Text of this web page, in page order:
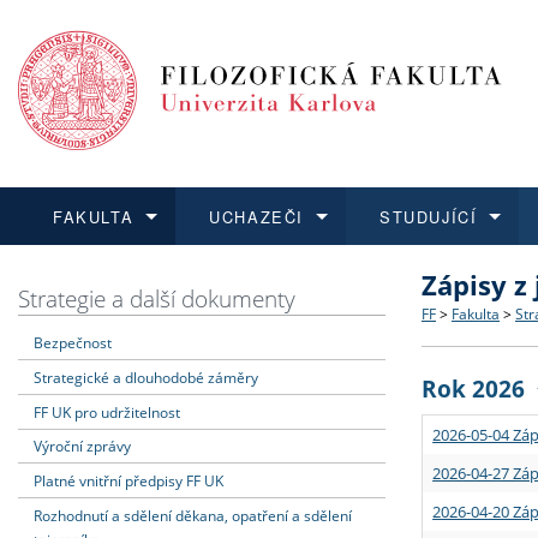
FAKULTA
Dozvědět se více
Struktura
Strategie
Podpora
UCHAZEČI
Podat přihlášku
Co
Učitelské
STUDUJÍCÍ
Dozvědět se více
Rigorózní
Dozvědět se více
O vědě a
Granty a
Dozvědět se více
Aktuální
Strategie a další dokumenty
Bezpečnost
Strategické a dlouhodobé záměry
FF UK pro udržitelnost
Výroční zprávy
Platné vnitřní předpisy FF UK
Rozhodnutí a sdělení děkana, opatření a sdělení
Zápisy
FF > Fakulta >
Rok 2026
2026-05-04
2026-04-27
2026-04-20